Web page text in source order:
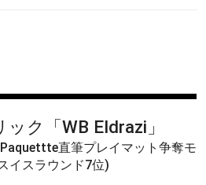
ック 「WB Eldrazi」
直筆プレイマット争奪モ
イスラウンド7位)